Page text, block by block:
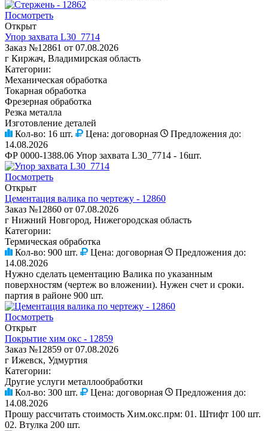
Посмотреть
Открыт
Упор захвата L30_7714
Заказ №12861 от 07.08.2026
г Киржач, Владимирская область
Категории:
Механическая обработка
Токарная обработка
Фрезерная обработка
Резка металла
Изготовление деталей
Кол-во: 16 шт. Цена: договорная
Предложения до:
14.08.2026
ФР 0000-1388.06 Упор захвата L30_7714 - 16шт.
Посмотреть
Открыт
Цементация валика по чертежу - 12860
Заказ №12860 от 07.08.2026
г Нижний Новгород, Нижегородская область
Категории:
Термическая обработка
Кол-во: 900 шт. Цена: договорная
Предложения до:
14.08.2026
Нужно сделать цементацию Валика по указанным
поверхностям (чертеж во вложении). Нужен счет и сроки.
партия в районе 900 шт.
Посмотреть
Открыт
Покрытие хим окс - 12859
Заказ №12859 от 07.08.2026
г Ижевск, Удмуртия
Категории:
Другие услуги металлообработки
Кол-во: 300 шт. Цена: договорная
Предложения до:
14.08.2026
Прошу рассчитать стоимость Хим.окс.прм: 01. Штифт 100 шт.
02. Втулка 200 шт.